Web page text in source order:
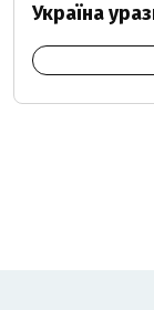
Україна